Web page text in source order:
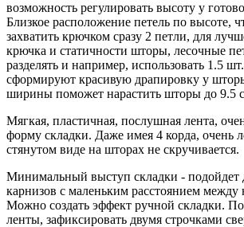
возможность регулировать высоту у
Близкое расположение петель по высоте,
захватить крючком сразу 2 петли, для
крючка и статичности шторы, лесочные
разделять и например, использовать 1.5
сформируют красивую драпировку у
ширины поможет нарастить шторы до 9.5
Мягкая, пластичная, послушная лента,
форму складки. Даже имея 4 корда, очень
стянутом виде на шторах не скручивается.
Минимальный выступ складки - подойдет
карнизов с маленьким расстоянием
Можно создать эффект ручной складки.
ленты, зафиксировать двумя строчками